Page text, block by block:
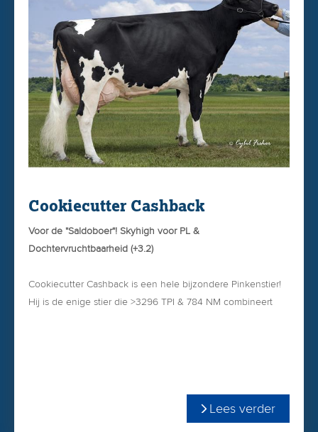
ingeschreven. Zij sloot haar laatste lijst af met 365 dgn,
20.221kgM, 4.80% vet & 3.70% eiwit.
Cookiecutter Cashback
Voor de "Saldoboer"! Skyhigh voor PL &
Dochtervruchtbaarheid (+3.2)
Cookiecutter Cashback is een hele bijzondere Pinkenstier!
Hij is de enige stier die >3296 TPI & 784 NM combineert
Bekijk hieronder op de flyer de geweldige productielijsten
Lees verder